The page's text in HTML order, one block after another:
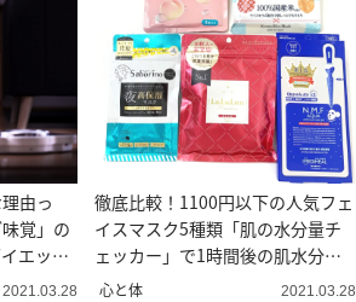
由っ
覚」の
エット
2021.03.28
徹底比較！1100円以下の人気フェ
イスマスク5種類「肌の水分量チ
ェッカー」で1時間後の肌水分量
を比較
心と体 2021.03.28